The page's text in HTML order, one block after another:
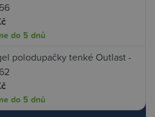
do 5 dnů
polodupačky tenké Outlast -
do 5 dnů